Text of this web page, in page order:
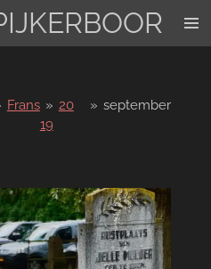
Frans » 20
19
» september